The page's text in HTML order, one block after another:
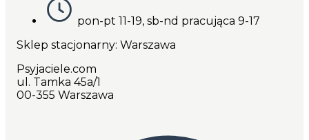
pon-pt 11-19, sb-nd pracująca 9-17
Sklep stacjonarny: Warszawa
Psyjaciele.com
ul. Tamka 45a/1
00-355 Warszawa